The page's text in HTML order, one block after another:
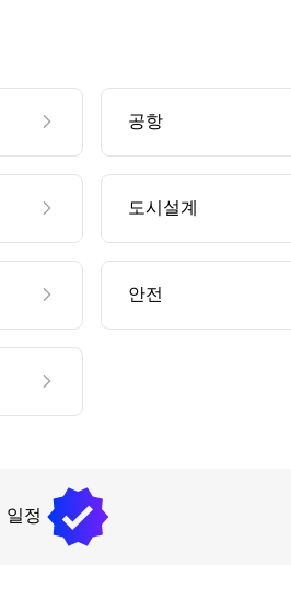
공항
도시설계
안전
일정